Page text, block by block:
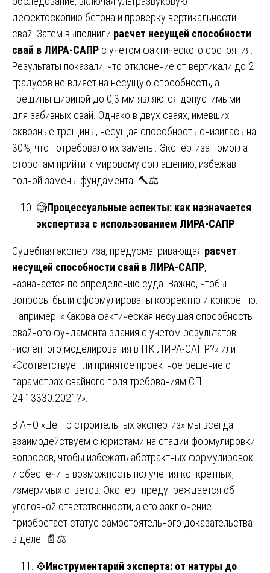
дефектоскопию бетона и проверку вертикальности
свай. Затем выполнили расчет несущей способности
свай в ЛИРА-САПР с учетом фактического состояния.
Результаты показали, что отклонение от вертикали до 2
градусов не влияет на несущую способность, а
трещины шириной до 0,3 мм являются допустимыми
для забивных свай. Однако в двух сваях, имевших
сквозные трещины, несущая способность снизилась на
30%, что потребовало их замены. Экспертиза помогла
сторонам прийти к мировому соглашению, избежав
полной замены фундамента. 🔨⚖️
🧐Процессуальные аспекты: как назначается
экспертиза с использованием ЛИРА-САПР
Судебная экспертиза, предусматривающая расчет
несущей способности свай в ЛИРА-САПР,
назначается по определению суда. Важно, чтобы
вопросы были сформулированы корректно и конкретно.
Например: «Какова фактическая несущая способность
свайного фундамента здания с учетом результатов
численного моделирования в ПК ЛИРА-САПР?» или
«Соответствует ли принятое проектное решение о
параметрах свайного поля требованиям СП
24.13330.2021?».
В АНО «Центр строительных экспертиз» мы всегда
взаимодействуем с юристами на стадии формулировки
вопросов, чтобы избежать абстрактных формулировок
и обеспечить возможность получения конкретных,
измеримых ответов. Эксперт предупреждается об
уголовной ответственности, а его заключение
приобретает статус самостоятельного доказательства
в деле. 📄⚖️
⚙️Инструментарий эксперта: от натуры до